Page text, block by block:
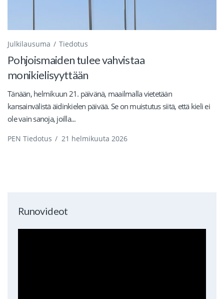
Julkilausuma Tiedotus
Pohjoismaiden tulee vahvistaa
monikielisyyttään
Tänään, helmikuun 21. päivänä, maailmalla vietetään
kansainvälistä äidinkielen päivää. Se on muistutus siitä, että kieli ei
ole vain sanoja, joilla...
PEN Tiedotus / 21 helmikuuta 2026
Runovideot